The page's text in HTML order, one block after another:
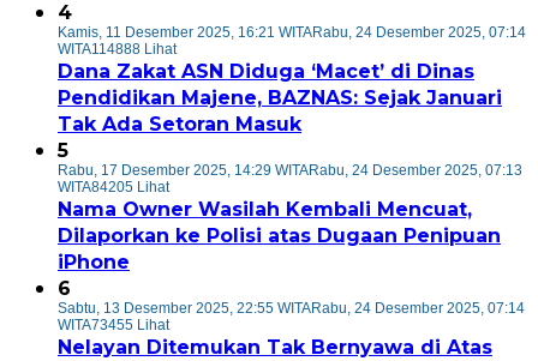
4
Kamis, 11 Desember 2025, 16:21 WITARabu, 24 Desember 2025, 07:14
WITA114888 Lihat
Dana Zakat ASN Diduga ‘Macet’ di Dinas
Pendidikan Majene, BAZNAS: Sejak Januari
Tak Ada Setoran Masuk
5
Rabu, 17 Desember 2025, 14:29 WITARabu, 24 Desember 2025, 07:13
WITA84205 Lihat
Nama Owner Wasilah Kembali Mencuat,
Dilaporkan ke Polisi atas Dugaan Penipuan
iPhone
6
Sabtu, 13 Desember 2025, 22:55 WITARabu, 24 Desember 2025, 07:14
WITA73455 Lihat
Nelayan Ditemukan Tak Bernyawa di Atas